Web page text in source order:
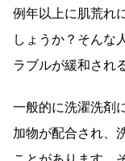
例年以上に肌荒れ
しょうか？そんな
ラブルが緩和され
一般的に洗濯洗剤
加物が配合され、